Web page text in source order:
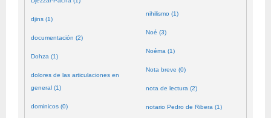
djins (1)
documentación (2)
Dohza (1)
dolores de las articulaciones en
general (1)
dominicos (0)
nihilismo (1)
Noé (3)
Noéma (1)
Nota breve (0)
nota de lectura (2)
notario Pedro de Ribera (1)